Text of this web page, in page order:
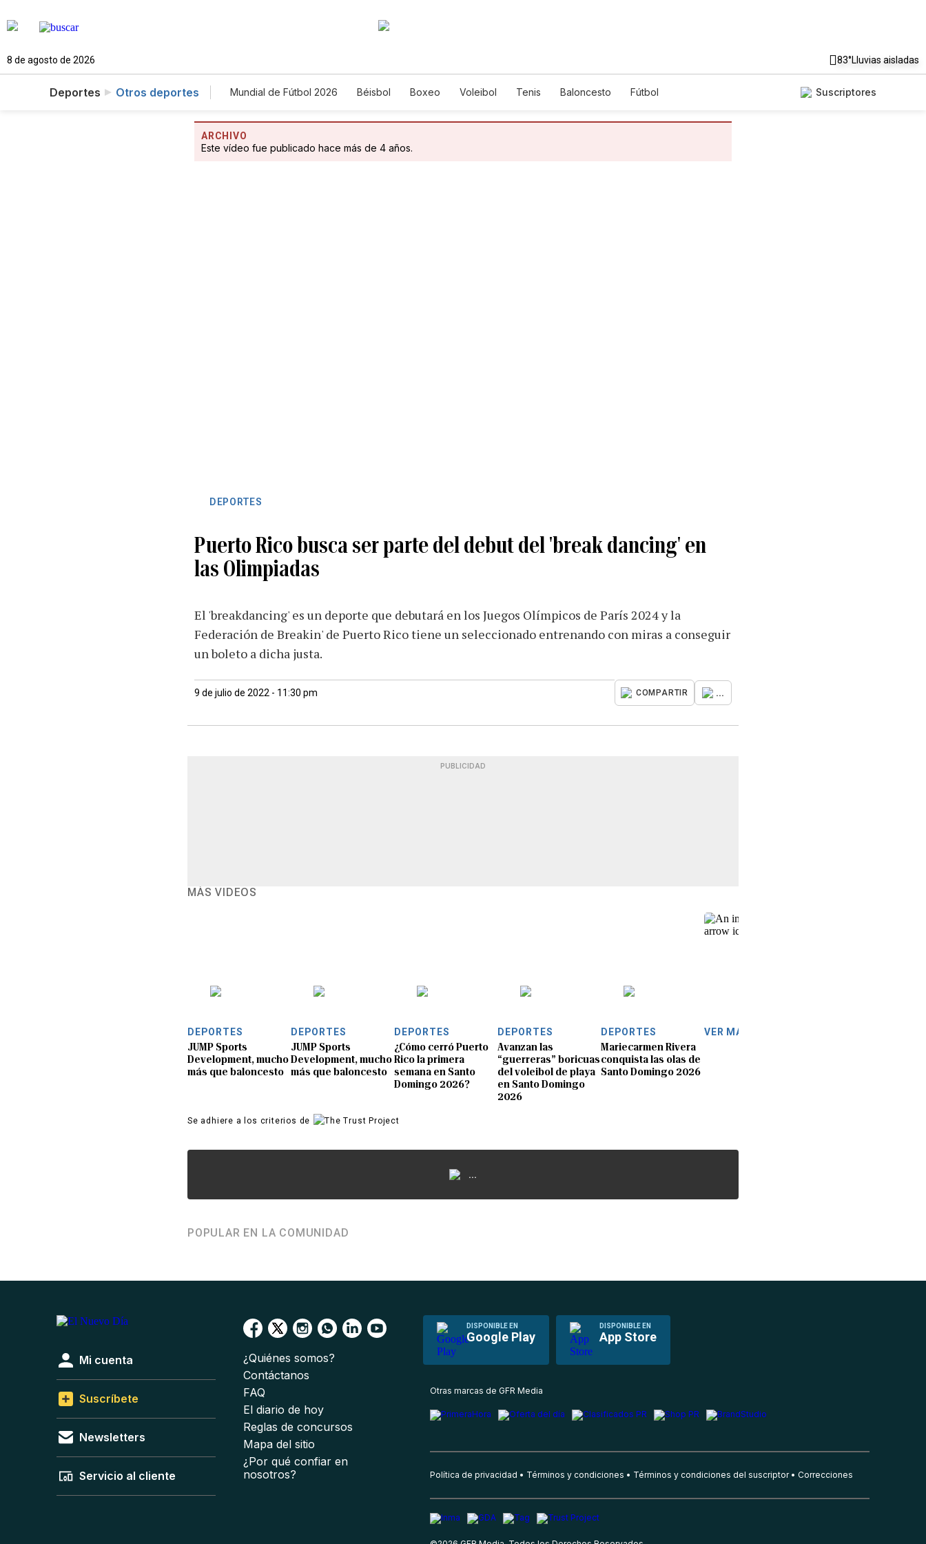
8 de agosto de 2026 83°Lluvias aisladas
Deportes Otros deportes Mundial de Fútbol 2026 Béisbol Boxeo Voleibol Tenis Baloncesto Fútbol Suscriptores
ARCHIVO
Este vídeo fue publicado hace más de 4 años.
DEPORTES
Puerto Rico busca ser parte del debut del 'break dancing' en
las Olimpiadas
El 'breakdancing' es un deporte que debutará en los Juegos Olímpicos de París 2024 y la
Federación de Breakin' de Puerto Rico tiene un seleccionado entrenando con miras a conseguir
un boleto a dicha justa.
9 de julio de 2022 - 11:30 pm COMPARTIR ...
PUBLICIDAD
MÁS VIDEOS
DEPORTES
JUMP Sports
Development, mucho
más que baloncesto
DEPORTES
JUMP Sports
Development, mucho
más que baloncesto
DEPORTES
¿Cómo cerró Puerto
Rico la primera
semana en Santo
Domingo 2026?
DEPORTES
Avanzan las
“guerreras” boricuas
del voleibol de playa
en Santo Domingo
2026
DEPORTES
Mariecarmen Rivera
conquista las olas de
Santo Domingo 2026
VER MÁS
Se adhiere a los criterios de
...
POPULAR EN LA COMUNIDAD
DISPONIBLE EN
Google Play
DISPONIBLE EN
App Store
Mi cuenta
Suscríbete
Newsletters
Servicio al cliente
¿Quiénes somos?
Contáctanos
FAQ
El diario de hoy
Reglas de concursos
Mapa del sitio
¿Por qué confiar en
nosotros?
Otras marcas de GFR Media
Política de privacidad Términos y condiciones Términos y condiciones del suscriptor Correcciones